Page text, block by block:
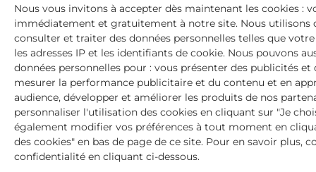
2 Échantillons offerts
dès 30€ d'achat
Nous vous invitons à accepter dès maintenant les cookies :
immédiatement et gratuitement à notre site. Nous utilisons
consulter et traiter des données personnelles telles que
les adresses IP et les identifiants de cookie. Nous pouvons
données personnelles pour : vous présenter des publicités et
mesurer la performance publicitaire et du contenu et en
audience, développer et améliorer les produits de nos
personnaliser l'utilisation des cookies en cliquant sur "Je
également modifier vos préférences à tout moment en
des cookies" en bas de page de ce site. Pour en savoir plus,
confidentialité en cliquant ci-dessous.